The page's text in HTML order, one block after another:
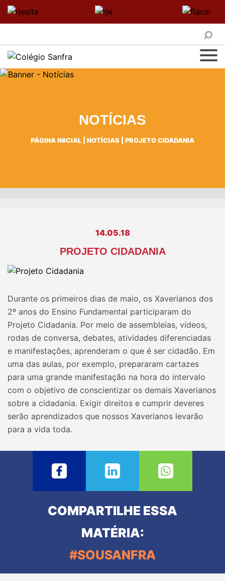
NOTÍCIAS
PÁGINA INICIAL NOTÍCIAS PROJETO CIDADANIA
14.05.18
PROJETO CIDADANIA
Durante os primeiros dias de maio, os Xaverianos dos
2º anos do Ensino Fundamental participaram do
Projeto Cidadania. Por meio de assembleias, vídeos,
rodas de conversa, debates, atividades diferenciadas
e manifestações, aprenderam o que é ser cidadão. Em
uma das aulas, por exemplo, prepararam cartazes
para uma grande manifestação na hora do intervalo
com o objetivo de conscientizar os demais Xaverianos
sobre a cidadania. Exigir direitos e cumprir deveres
serão aprendizados que nossos Xaverianos levarão
para a vida toda.
COMPARTILHE ESSA
MATÉRIA:
#SOUSANFRA